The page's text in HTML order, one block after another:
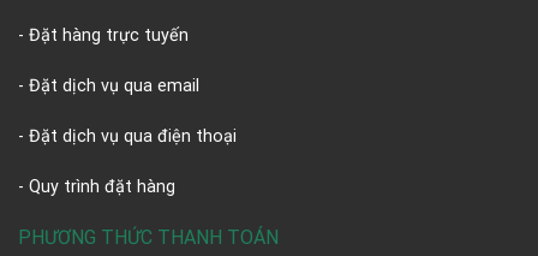
- Đặt hàng trực tuyến
- Đặt dịch vụ qua email
- Đặt dịch vụ qua điện thoại
- Quy trình đặt hàng
PHƯƠNG THỨC THANH TOÁN